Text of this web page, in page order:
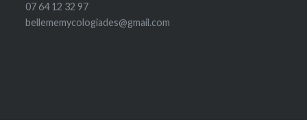
07 64 12 32 97
bellememycologiades@gmail.com